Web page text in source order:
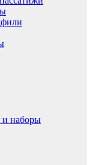
и наборы